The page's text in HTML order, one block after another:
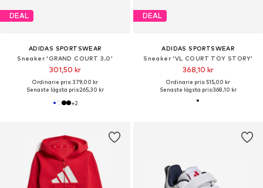
DEAL
ADIDAS SPORTSWEAR
Sneaker 'GRAND COURT 3.0'
301,50 kr
Ordinarie pris: 379,00 kr
Senaste lägsta pris:265,30 kr
+2
DEAL
ADIDAS SPORTSWEAR
Sneaker 'VL COURT TOY STORY'
368,10 kr
Ordinarie pris: 515,00 kr
Senaste lägsta pris:368,10 kr